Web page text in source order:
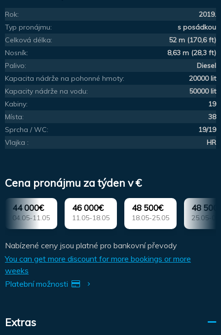
Rok:
2019.
Typ pronájmu:
s posádkou
Celková délka:
52 m (170,6 ft)
Nosník:
8,63 m (28,3 ft)
Palivo:
Diesel
Kapacita nádrže na pohonné hmoty:
20000 lit
Kapacity nádrže na vodu:
50000 lit
Kabiny:
19
Místa:
38
Sprcha / WC:
19/19
Vlajka :
HR
Cena pronájmu za týden v €
44 000€
04.05-11.05
46 000€
11.05-18.05
48 500€
18.05-25.05
48
25.05-
Nabízené ceny jsou platné pro bankovní převody
You can get more discount for more bookings or more
weeks
Platební možnosti
Extras